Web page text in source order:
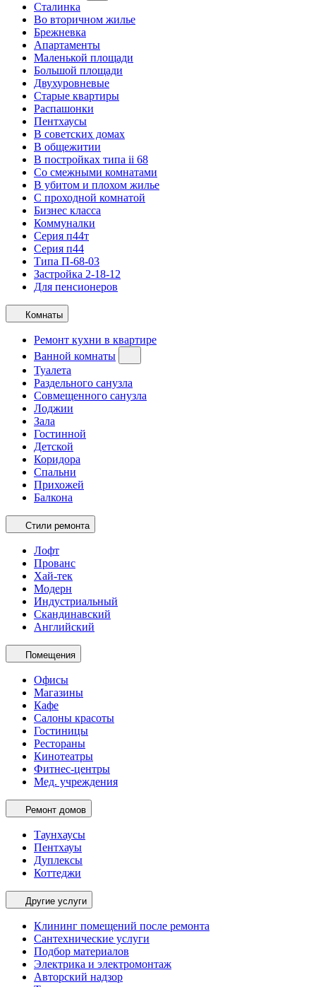
Сталинка
Во вторичном жилье
Брежневка
Апартаменты
Маленькой площади
Большой площади
Двухуровневые
Старые квартиры
Распашонки
Пентхаусы
В советских домах
В общежитии
В постройках типа ii 68
Со смежными комнатами
В убитом и плохом жилье
С проходной комнатой
Бизнес класса
Коммуналки
Серия п44т
Серия п44
Типа П-68-03
Застройка 2-18-12
Для пенсионеров
Комнаты
Ремонт кухни в квартире
Ванной комнаты
Туалета
Раздельного санузла
Совмещенного санузла
Лоджии
Зала
Гостинной
Детской
Коридора
Спальни
Прихожей
Балкона
Стили ремонта
Лофт
Прованс
Хай-тек
Модерн
Индустриальный
Скандинавский
Английский
Помещения
Офисы
Магазины
Кафе
Салоны красоты
Гостиницы
Рестораны
Кинотеатры
Фитнес-центры
Мед. учреждения
Ремонт домов
Таунхаусы
Пентхауы
Дуплексы
Коттеджи
Другие услуги
Клининг помещений после ремонта
Сантехнические услуги
Подбор материалов
Электрика и электромонтаж
Авторский надзор